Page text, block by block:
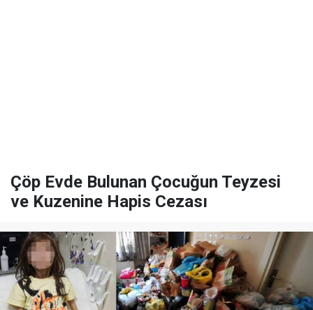
Çöp Evde Bulunan Çocuğun Teyzesi
ve Kuzenine Hapis Cezası